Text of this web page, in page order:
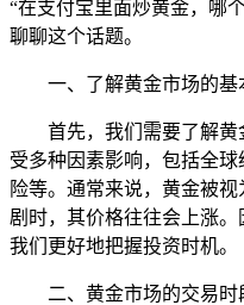
“在支付宝里面炒黄金，哪
聊聊这个话题。
一、了解黄金市场的基
首先，我们需要了解
受多种因素影响，包括全
险等。通常来说，黄金被
剧时，其价格往往会上涨
我们更好地把握投资时机。
二、黄金市场的交易时